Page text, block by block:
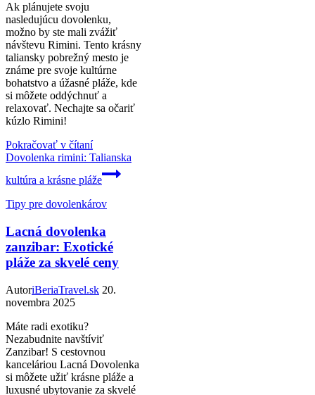
Ak plánujete svoju
nasledujúcu dovolenku,
možno by ste mali zvážiť
návštevu Rimini. Tento krásny
taliansky pobrežný mesto je
známe pre svoje kultúrne
bohatstvo a úžasné pláže, kde
si môžete oddýchnuť a
relaxovať. Nechajte sa očariť
kúzlo Rimini!
Pokračovať v čítaní
Dovolenka rimini: Talianska
kultúra a krásne pláže
Tipy pre dovolenkárov
Lacná dovolenka
zanzibar: Exotické
pláže za skvelé ceny
AutoriBeriaTravel.sk 20.
novembra 2025
Máte radi exotiku?
Nezabudnite navštíviť
Zanzibar! S cestovnou
kanceláriou Lacná Dovolenka
si môžete užiť krásne pláže a
luxusné ubytovanie za skvelé